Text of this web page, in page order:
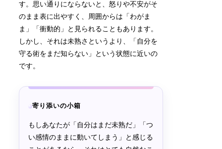
す。思い通りにならないと、怒りや不安がそ
のまま表に出やすく、周囲からは「わがま
ま」「衝動的」と見られることもあります。
しかし、それは未熟さというより、「自分を
守る術をまだ知らない」という状態に近いの
です。
寄り添いの小箱
もしあなたが「自分はまだ未熟だ」「つ
い感情のままに動いてしまう」と感じる